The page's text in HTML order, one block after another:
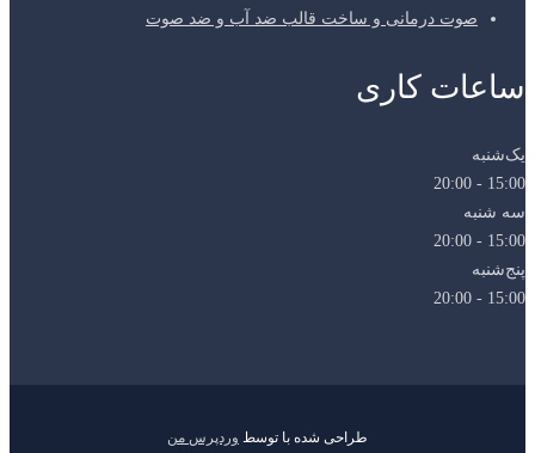
صوت درمانی و ساخت قالب ضد آب و ضد صوت
ساعات کاری
یک‌شنبه
15:00 - 20:00
سه شنبه
15:00 - 20:00
پنج‌شنبه
15:00 - 20:00
طراحی شده با توسط وردپرس من